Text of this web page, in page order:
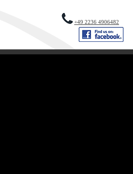
+49 2236 4906482